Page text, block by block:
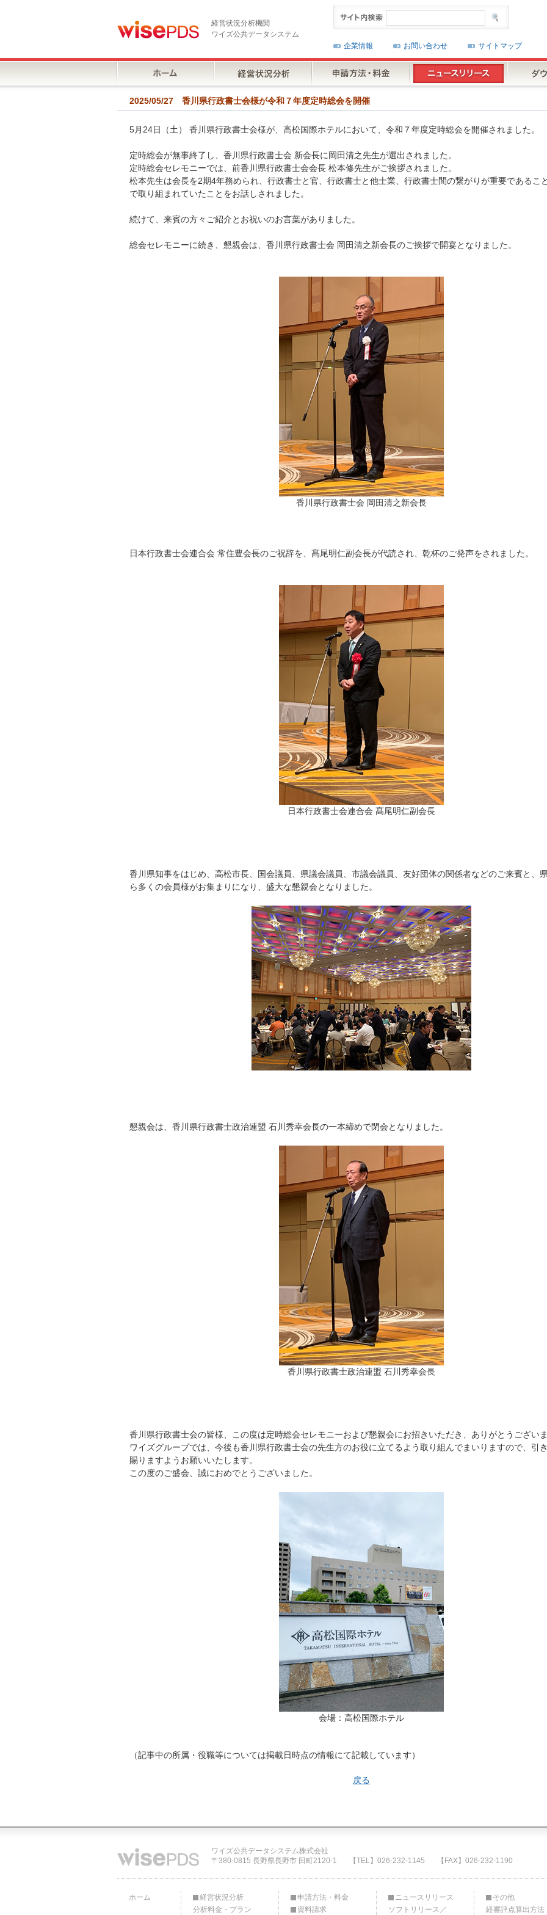
経営状況分析機関
ワイズ公共データシステム
企業情報
お問い合わせ サイトマップ
2025/05/27 香川県行政書士会様が令和７年度定時総会を開催
5月24日（土） 香川県行政書士会様が、高松国際ホテルにおいて、令和７年度定時総会を開催されました。
定時総会が無事終了し、香川県行政書士会 新会長に岡田清之先生が選出されました。
定時総会セレモニーでは、前香川県行政書士会会長 松本修先生がご挨拶されました。
松本先生は会長を2期4年務められ、行政書士と官、行政書士と他士業、行政書士間の繋がりが重要であるこ
で取り組まれていたことをお話しされました。
続けて、来賓の方々ご紹介とお祝いのお言葉がありました。
総会セレモニーに続き、懇親会は、香川県行政書士会 岡田清之新会長のご挨拶で開宴となりました。
香川県行政書士会 岡田清之新会長
日本行政書士会連合会 常住豊会長のご祝辞を、髙尾明仁副会長が代読され、乾杯のご発声をされました。
日本行政書士会連合会 髙尾明仁副会長
香川県知事をはじめ、高松市長、国会議員、県議会議員、市議会議員、友好団体の関係者などのご来賓と、
ら多くの会員様がお集まりになり、盛大な懇親会となりました。
懇親会は、香川県行政書士政治連盟 石川秀幸会長の一本締めで閉会となりました。
香川県行政書士政治連盟 石川秀幸会長
香川県行政書士会の皆様、この度は定時総会セレモニーおよび懇親会にお招きいただき、ありがとうございま
ワイズグループでは、今後も香川県行政書士会の先生方のお役に立てるよう取り組んでまいりますので、引
賜りますようお願いいたします。
この度のご盛会、誠におめでとうございました。
会場：高松国際ホテル
（記事中の所属・役職等については掲載日時点の情報にて記載しています）
戻る
ワイズ公共データシステム株式会社
〒380-0815 長野県長野市 田町2120-1
【TEL】026-232-1145 【FAX】026-232-1190
ホーム
経営状況分析
分析料金・プラン
申請方法・料金
資料請求
ニュースリリース
ソフトリリース／
その他
経審評点算出方法